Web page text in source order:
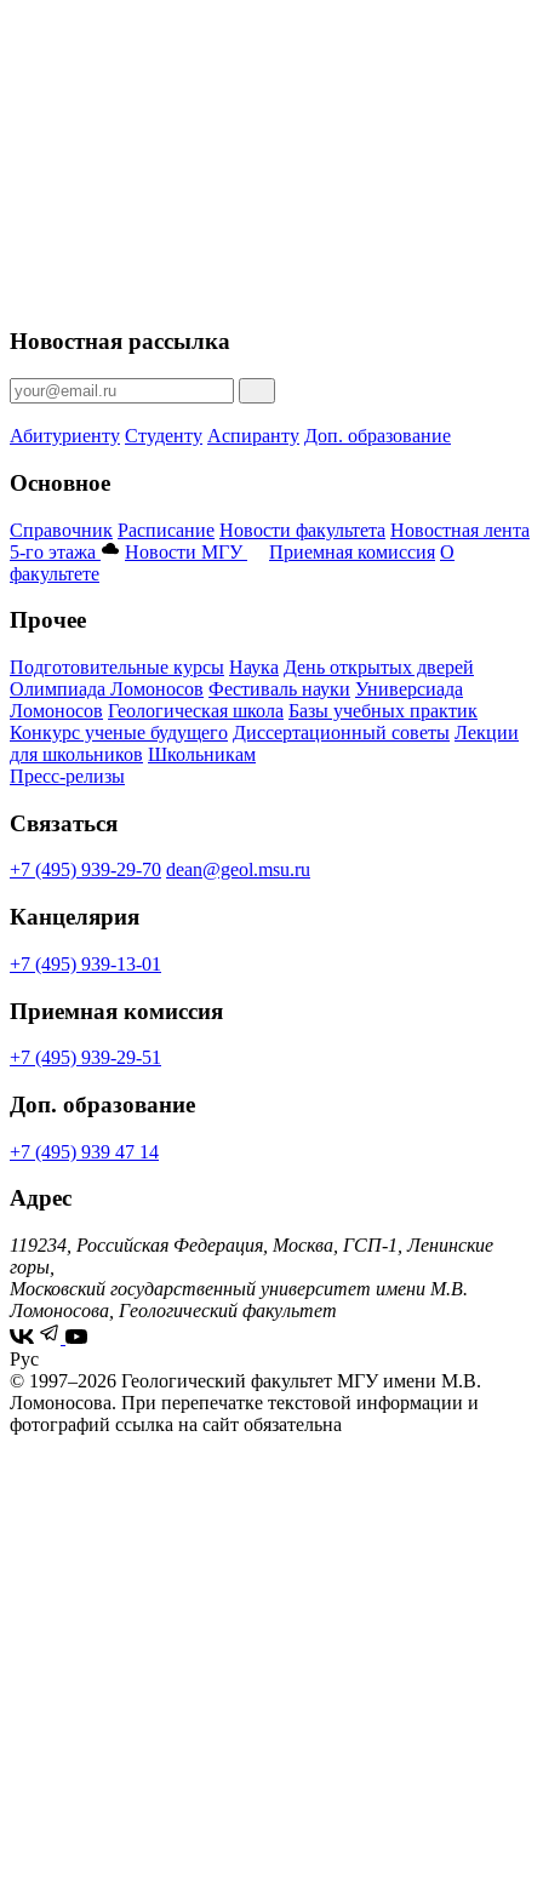
Новостная рассылка
Абитуриенту Студенту Аспиранту Доп. образование
Основное
Справочник Расписание Новости факультета Новостная лента
5-го этажа
Новости МГУ Приемная комиссия О
факультете
Прочее
Подготовительные курсы Наука День открытых дверей
Олимпиада Ломоносов Фестиваль науки Универсиада
Ломоносов Геологическая школа Базы учебных практик
Конкурс ученые будущего Диссертационный советы Лекции
для школьников Школьникам
Пресс-релизы
Связаться
+7 (495) 939-29-70 dean@geol.msu.ru
Канцелярия
+7 (495) 939-13-01
Приемная комиссия
+7 (495) 939-29-51
Доп. образование
+7 (495) 939 47 14
Адрес
119234, Российская Федерация, Москва, ГСП-1, Ленинские
горы,
Московский государственный университет имени М.В.
Ломоносова, Геологический факультет
Рус
© 1997–2026 Геологический факультет МГУ имени М.В.
Ломоносова. При перепечатке текстовой информации и
фотографий ссылка на сайт обязательна